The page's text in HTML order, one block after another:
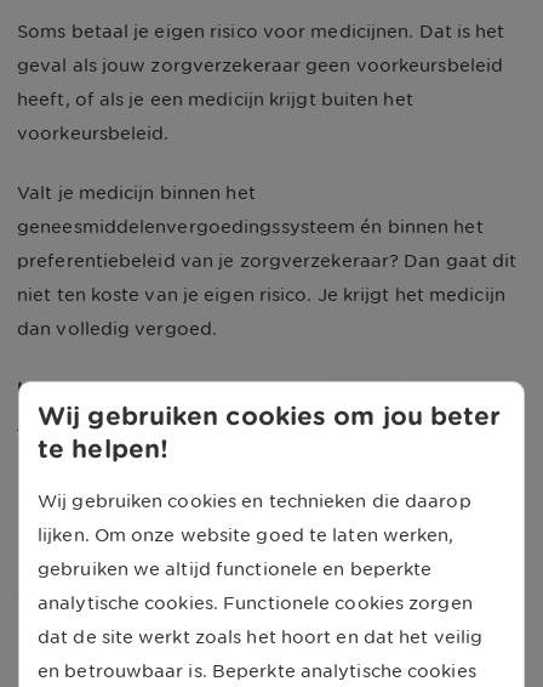
Soms betaal je eigen risico voor medicijnen. Dat is het
geval als jouw zorgverzekeraar geen voorkeursbeleid
heeft, of als je een medicijn krijgt buiten het
voorkeursbeleid.
Valt je medicijn binnen het
geneesmiddelenvergoedingssysteem én binnen het
preferentiebeleid van je zorgverzekeraar? Dan gaat dit
niet ten koste van je eigen risico. Je krijgt het medicijn
dan volledig vergoed.
Let op:vergoeding van de medicijnenis afhankelijk van
jouw basisverzekering. Ga je naar een niet-
gecontracteerde zorgverlener? Dan krijg je mogelijk
minder vergoed. Bij een naturapolis krijg je
bijvoorbeeld vaak maximaal 80% vergoed bij een niet-
gecontracteerde zorgverlener, terwijl dit bij
een combinatiepolis vaak wel 90% tot 100% is.
Welke medicijnen worden niet
Wij gebruiken cookies om jou beter
te helpen!
Wij gebruiken cookies en technieken die daarop
lijken. Om onze website goed te laten werken,
gebruiken we altijd functionele en beperkte
analytische cookies. Functionele cookies zorgen
dat de site werkt zoals het hoort en dat het veilig
en betrouwbaar is. Beperkte analytische cookies